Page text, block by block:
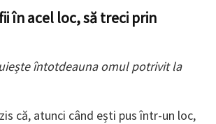
în acel loc, să treci prin
întotdeauna omul potrivit la
că, atunci când ești pus într-un loc,